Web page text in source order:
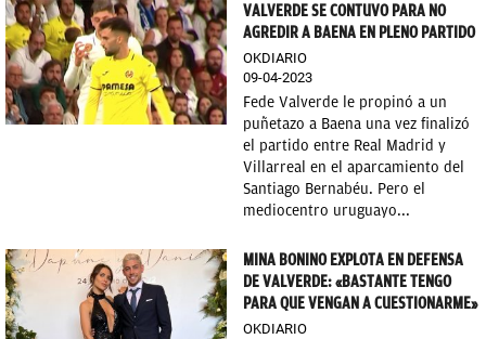
VALVERDE SE CONTUVO PARA NO
AGREDIR A BAENA EN PLENO PARTIDO
OKDIARIO
09-04-2023
Fede Valverde le propinó a un
puñetazo a Baena una vez finalizó
el partido entre Real Madrid y
Villarreal en el aparcamiento del
Santiago Bernabéu. Pero el
mediocentro uruguayo...
MINA BONINO EXPLOTA EN DEFENSA
DE VALVERDE: «BASTANTE TENGO
PARA QUE VENGAN A CUESTIONARME»
OKDIARIO